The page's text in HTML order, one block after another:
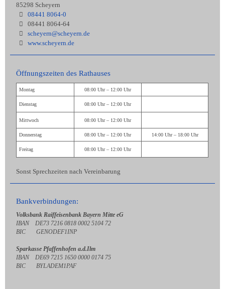
85298 Scheyern
08441 8064-0
08441 8064-64
scheyern@scheyern.de
www.scheyern.de
Öffnungszeiten des Rathauses
Montag 08:00 Uhr – 12:00 Uhr
Dienstag 08:00 Uhr – 12:00 Uhr
Mittwoch 08:00 Uhr – 12:00 Uhr
Donnerstag 08:00 Uhr – 12:00 Uhr 14:00 Uhr – 18:00 Uhr
Freitag 08:00 Uhr – 12:00 Uhr
Sonst Sprechzeiten nach Vereinbarung
Bankverbindungen:
Volksbank Raiffeisenbank Bayern Mitte eG
IBAN DE73 7216 0818 0002 5104 72
BIC GENODEF1INP
Sparkasse Pfaffenhofen a.d.Ilm
IBAN DE69 7215 1650 0000 0174 75
BIC BYLADEM1PAF